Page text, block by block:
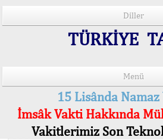
Diller
TÜRKİYE
Menü
15 Lisânda
İmsâk Vakti Hakkında
Vakitlerimiz Son